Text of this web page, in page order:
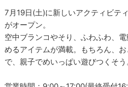
7月19日(土)に新しいアクティビテ
がオープン。
空中ブランコやそり、ふわふわ、
めるアイテムが満載。もちろん、
で、親子でめいっぱい遊びつくそう